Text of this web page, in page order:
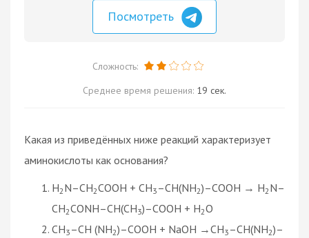
Посмотреть
Сложность:
Среднее время решения: 19 сек.
Какая из приведённых ниже реакций характеризует
аминокислоты как основания?
H2 N–CH2COOH + CH3 –CH(NH2)–COOH → H2 N–
CH2CONH–CH(CH3)–COOH + H2O
CH3 –CH (NH2)–COOH + NaOH →CH3 –CH(NH2)–